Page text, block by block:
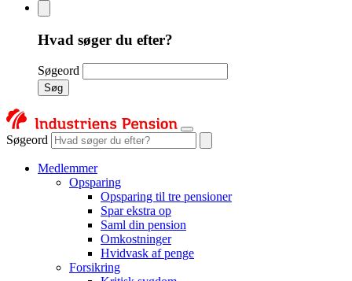
Hvad søger du efter?
Søgeord
Søg
Søgeord
Medlemmer
Opsparing
Opsparing til tre pensioner
Spar ekstra op
Saml din pension
Omkostninger
Hvidvask af penge
Forsikring